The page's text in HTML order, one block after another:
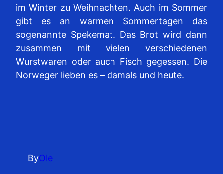
im Winter zu Weihnachten. Auch im Sommer
gibt es an warmen Sommertagen das
sogenannte Spekemat. Das Brot wird dann
zusammen mit vielen verschiedenen
Wurstwaren oder auch Fisch gegessen. Die
Norweger lieben es – damals und heute.
ByOle